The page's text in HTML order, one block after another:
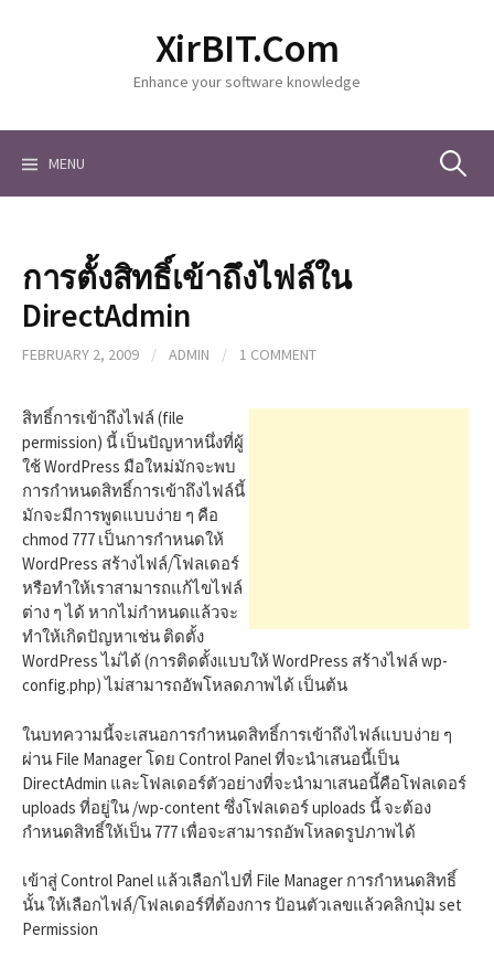
o
XirBIT.Com
Enhance your software knowledge
MENU S
o
การตั้งสิทธิ์เข้าถึงไฟล์ใน
DirectAdmin
FEBRUARY 2, 2009 / ADMIN / 1 COMMENT
สิทธิ์การเข้าถึงไฟล์ (file
permission) นี้ เป็นปัญหาหนึ่งที่ผู้
ใช้ WordPress มือใหม่มักจะพบ
การกำหนดสิทธิ์การเข้าถึงไฟล์นี้
มักจะมีการพูดแบบง่าย ๆ คือ
chmod 777 เป็นการกำหนดให้
WordPress สร้างไฟล์/โฟลเดอร์
หรือทำให้เราสามารถแก้ไขไฟล์
ต่าง ๆ ได้ หากไม่กำหนดแล้วจะ
ทำให้เกิดปัญหาเช่น ติดตั้ง
WordPress ไม่ได้ (การติดตั้งแบบให้ WordPress สร้างไฟล์ wp-
config.php) ไม่สามารถอัพโหลดภาพได้ เป็นต้น
ในบทความนี้จะเสนอการกำหนดสิทธิ์การเข้าถึงไฟล์แบบง่าย ๆ
ผ่าน File Manager โดย Control Panel ที่จะนำเสนอนี้เป็น
DirectAdmin และโฟลเดอร์ตัวอย่างที่จะนำมาเสนอนี้คือโฟลเดอร์
uploads ที่อยู่ใน /wp-content ซึ่งโฟลเดอร์ uploads นี้ จะต้อง
กำหนดสิทธิ์ให้เป็น 777 เพื่อจะสามารถอัพโหลดรูปภาพได้
เข้าสู่ Control Panel แล้วเลือกไปที่ File Manager การกำหนดสิทธิ์
นั้น ให้เลือกไฟล์/โฟลเดอร์ที่ต้องการ ป้อนตัวเลขแล้วคลิกปุ่ม set
Permission